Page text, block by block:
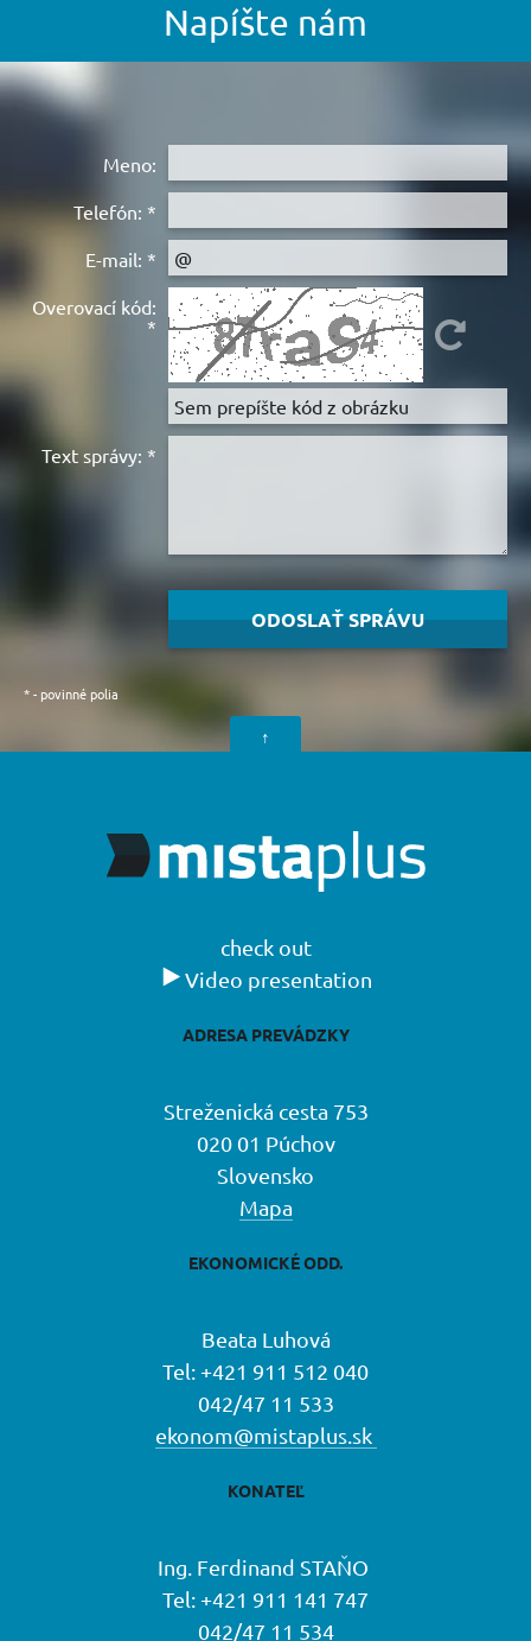
Napíšte nám
Meno:
Telefón: *
E-mail: *
Overovací kód:
*
Text správy: *
*- povinné polia
↑
check out
Video presentation
ADRESA PREVÁDZKY
Streženická cesta 753
020 01 Púchov
Slovensko
Mapa
EKONOMICKÉ ODD.
Beata Luhová
Tel: +421 911 512 040
042/47 11 533
ekonom@mistaplus.sk
KONATEĽ
Ing. Ferdinand STAŇO
Tel: +421 911 141 747
042/47 11 534